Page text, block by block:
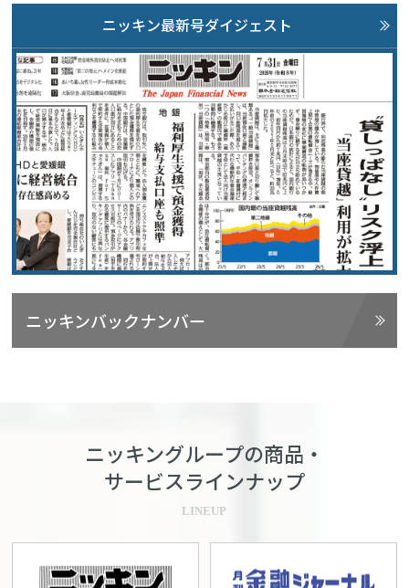
ニッキン最新号ダイジェスト
ニッキンバックナンバー
ニッキングループの商品・
サービスラインナップ
LINEUP